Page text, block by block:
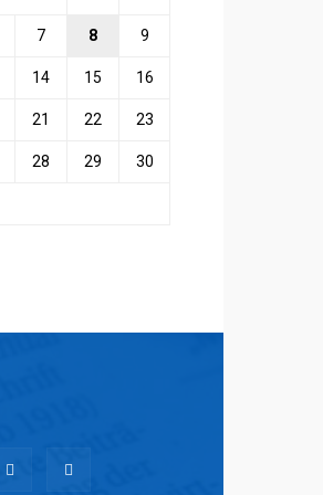
7 8 9
14 15 16
21 22 23
28 29 30